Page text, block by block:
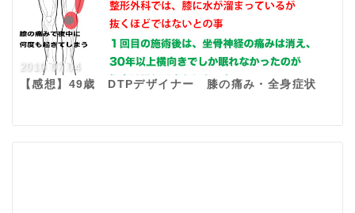
2019.07.04
【感想】49歳 DTPデザイナー 膝の痛み・全身症状